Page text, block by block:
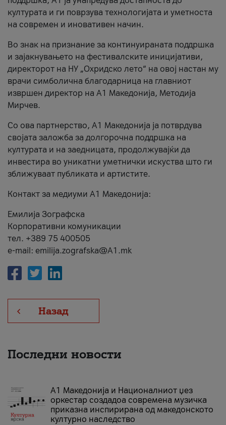
културата и ги поврзува технологијата и уметноста
на современ и иновативен начин.
Во знак на признание за континуираната поддршка
и зајакнувањето на фестивалските иницијативи,
директорот на НУ „Охридско лето“ на овој настан му
врачи симболична благодарница на главниот
извршен директор на A1 Македонија, Методија
Мирчев.
Со ова партнерство, A1 Македонија ја потврдува
својата заложба за долгорочна поддршка на
културата и на заедницата, продолжувајќи да
инвестира во уникатни уметнички искуства што ги
зближуваат публиката и артистите.
Контакт за медиуми А1 Македонија:
Емилија Зографска
Корпоративни комуникации
тел. +389 75 400505
e-mail: emilija.zografska@A1.mk
Назад
Последни новости
А1 Македонија и Националниот џез
оркестар создадоа современа музичка
приказна инспирирана од македонското
културно наследство